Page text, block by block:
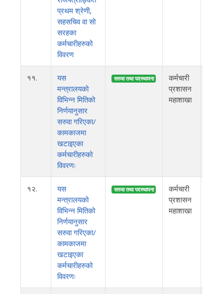
प्रथम श्रेणी,
सहसचिव वा सो
सरहका
कर्मचारीहरुको
विवरण
११.
यस
मन्त्रालयको
विभिन्न मितिको
निर्णयानुसार
सरुवा गरिएका/
कामकाजमा
खटाइएका
कर्मचारीहरुको
विवरणः
सरुवा तथा पदस्थापना
कर्मचारी
प्रशासन
महाशाखा
१२.
यस
मन्त्रालयको
विभिन्न मितिको
निर्णयानुसार
सरुवा गरिएका/
कामकाजमा
खटाइएका
कर्मचारीहरुको
विवरणः
सरुवा तथा पदस्थापना
कर्मचारी
प्रशासन
महाशाखा